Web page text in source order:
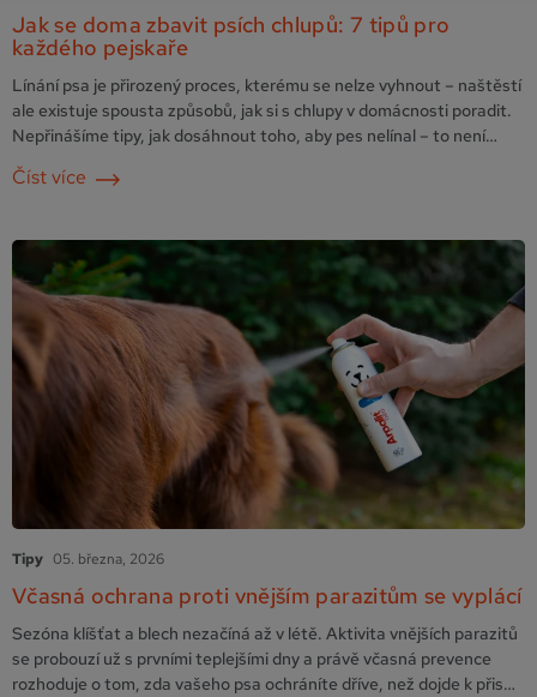
Jak se doma zbavit psích chlupů: 7 tipů pro
každého pejskaře
Línání psa je přirozený proces, kterému se nelze vyhnout – naštěstí
ale existuje spousta způsobů, jak si s chlupy v domácnosti poradit.
Nepřinášíme tipy, jak dosáhnout toho, aby pes nelínal – to není
možné, protože línání je přirozené a žádoucí. My vám však
přinášíme tipy, jak si soužití s línajícím psem maximálně ulehčit. A
Číst více
Tipy 05. března, 2026
Včasná ochrana proti vnějším parazitům se vyplácí
Sezóna klíšťat a blech nezačíná až v létě. Aktivita vnějších parazitů
se probouzí už s prvními teplejšími dny a právě včasná prevence
rozhoduje o tom, zda vašeho psa ochráníte dříve, než dojde k přisátí